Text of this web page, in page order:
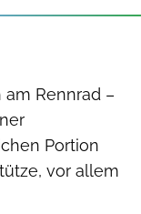
Rennrad –
Portion
vor allem